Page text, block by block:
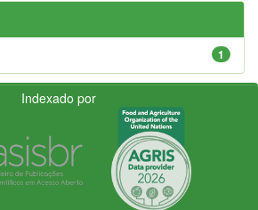
1
Indexado por